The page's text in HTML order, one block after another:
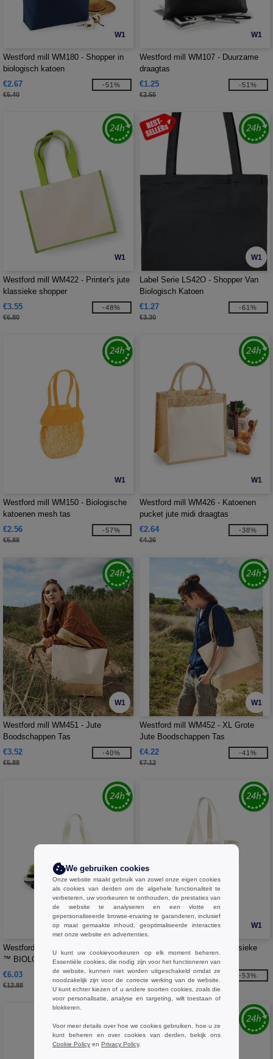
W1
Westford mill WM180 - Shopper in
biologisch katoen
€2.67
€5.40
-51%
W1
Westford mill WM107 - Duurzame
draagtas
€1.25
€2.55
-51%
W1
Westford mill WM422 - Printer's jute
klassieke shopper
€3.55
€6.80
-48%
W1
Label Serie LS42O - Shopper Van
Biologisch Katoen
€1.27
€3.30
-61%
W1
Westford mill WM150 - Biologische
katoenen mesh tas
€2.56
€5.88
-57%
W1
Westford mill WM426 - Katoenen
pucket jute midi draagtas
€2.64
€4.26
-38%
W1
Westford mill WM451 - Jute
Boodschappen Tas
€3.52
€5.88
-40%
W1
Westford mill WM452 - XL Grote
Jute Boodschappen Tas
€4.22
€7.12
-41%
W1
Westford mill WM855 - EarthAware
™ BIOLOGISCHE MARINA TAS XL
€6.03
€12.88
-53%
W1
Westford mill WM108 - Klassieke
canvas shopper
€3.27
-53%
We gebruiken cookies
Onze website maakt gebruik van zowel onze eigen cookies
als cookies van derden om de algehele functionaliteit te
verbeteren, uw voorkeuren te onthouden, de prestaties van
de website te analyseren en een vlotte en
gepersonaliseerde browse-ervaring te garanderen, inclusief
op maat gemaakte inhoud, geoptimaliseerde interacties
met onze website en advertenties.
U kunt uw cookievoorkeuren op elk moment beheren.
Essentiële cookies, die nodig zijn voor het functioneren van
de website, kunnen niet worden uitgeschakeld omdat ze
noodzakelijk zijn voor de correcte werking van de website.
U kunt echter kiezen of u andere soorten cookies, zoals die
voor personalisatie, analyse en targeting, wilt toestaan of
blokkeren.
Voor meer details over hoe we cookies gebruiken, hoe u ze
kunt beheren en over cookies van derden, bekijk ons
Cookie Policy en Privacy Policy.